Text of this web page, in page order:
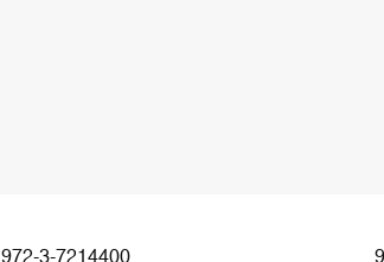
972-3-7214400